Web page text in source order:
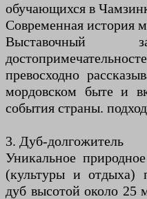
обучающихся в
Современная история
превосходно
мордовском быте и
события страны.
3. Дуб-долгожитель
Уникальное
(культуры и отдыха)
дуб высотой около 25